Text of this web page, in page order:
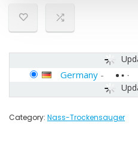
Germany -
Category: Nass-Trockensauger